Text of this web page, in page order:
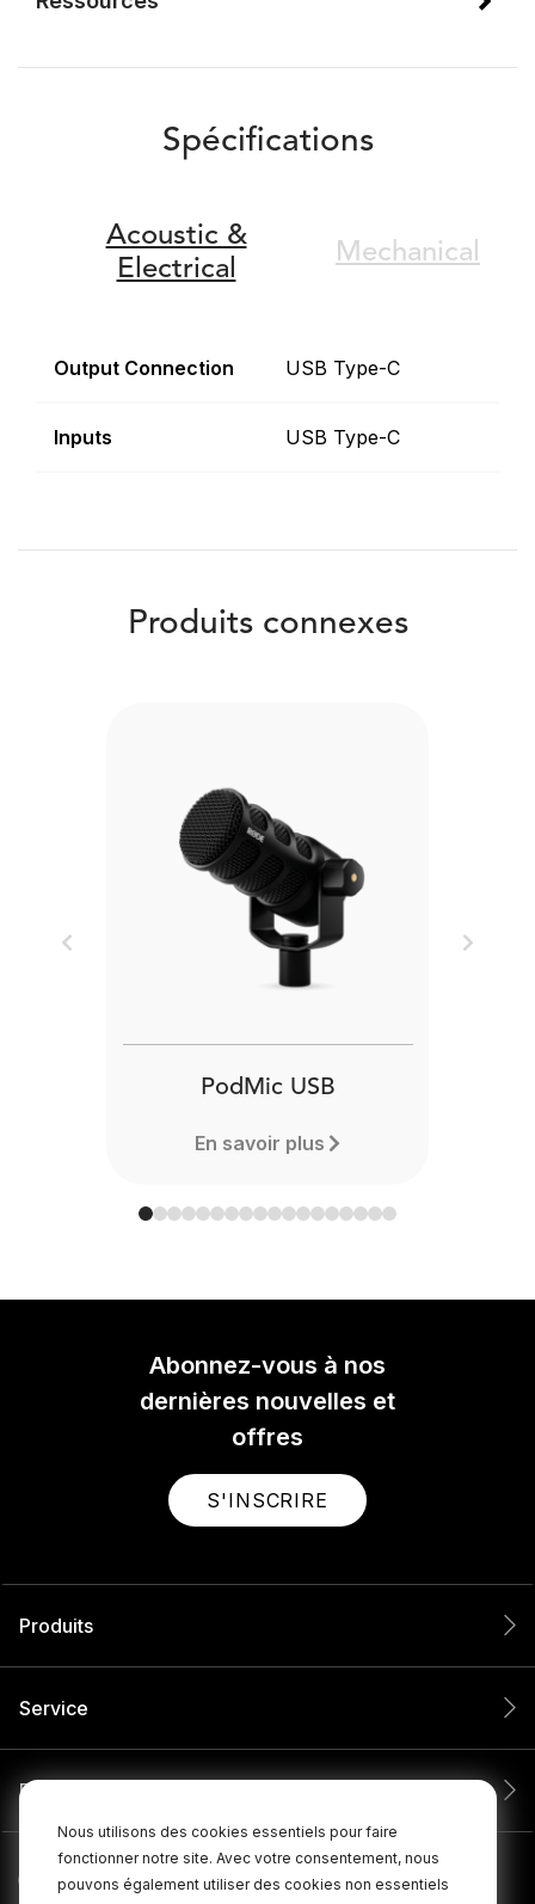
Nous utilisons des cookies essentiels pour faire
fonctionner notre site. Avec votre consentement, nous
pouvons également utiliser des cookies non essentiels
Spécifications
Acoustic &
Electrical
Mechanical
Output Connection USB Type-C
Inputs USB Type-C
Produits connexes
PodMic USB
En savoir plus
Previous Next
Abonnez-vous à nos
dernières nouvelles et
offres
S'INSCRIRE
Produits
Service
Entreprise